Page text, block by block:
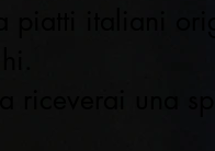
piatti italiani
riceverai una